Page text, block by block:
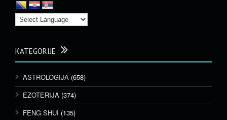
KATEGORIJE
ASTROLOGIJA (658)
EZOTERIJA (374)
FENG SHUI (135)